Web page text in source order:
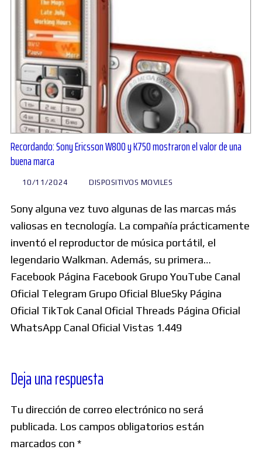
Recordando: Sony Ericsson W800 y K750 mostraron el valor de una
buena marca
10/11/2024 DISPOSITIVOS MOVILES
Sony alguna vez tuvo algunas de las marcas más
valiosas en tecnología. La compañía prácticamente
inventó el reproductor de música portátil, el
legendario Walkman. Además, su primera…
Facebook Página Facebook Grupo YouTube Canal
Oficial Telegram Grupo Oficial BlueSky Página
Oficial TikTok Canal Oficial Threads Página Oficial
WhatsApp Canal Oficial Vistas 1.449
Deja una respuesta
Tu dirección de correo electrónico no será
publicada. Los campos obligatorios están
marcados con *